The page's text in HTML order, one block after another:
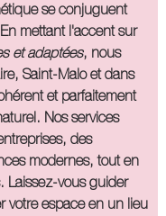
se conjuguent
mettant l'accent sur
et adaptées, nous
Saint-Malo et dans
et parfaitement
Nos services
des
modernes, tout en
Laissez-vous guider
votre espace en un lieu